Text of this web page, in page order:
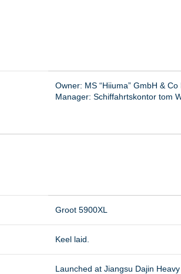
Owner: MS “Hiiuma” GmbH &
Manager: Schiffahrtskontor tom
Groot 5900XL
Keel laid.
Launched at Jiangsu Dajin